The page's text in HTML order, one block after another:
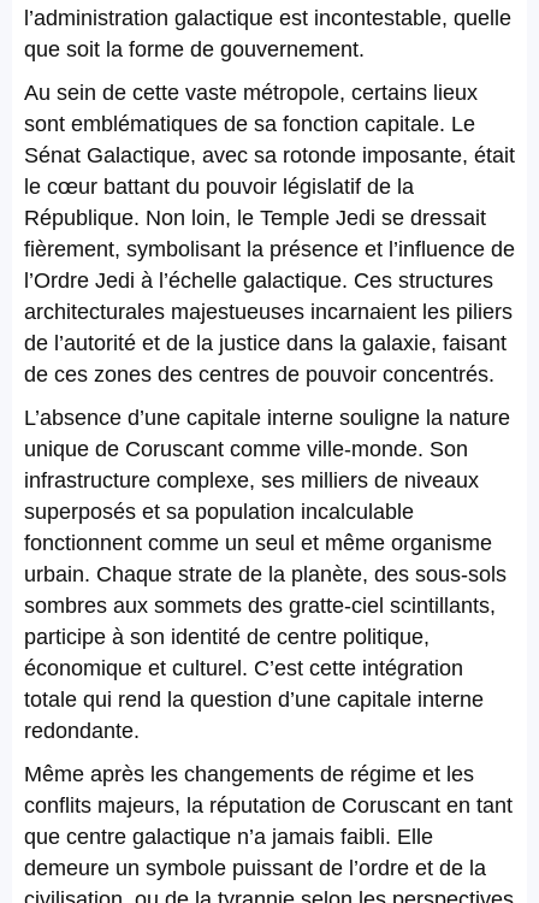
l’administration galactique est incontestable, quelle
que soit la forme de gouvernement.
Au sein de cette vaste métropole, certains lieux
sont emblématiques de sa fonction capitale. Le
Sénat Galactique, avec sa rotonde imposante, était
le cœur battant du pouvoir législatif de la
République. Non loin, le Temple Jedi se dressait
fièrement, symbolisant la présence et l’influence de
l’Ordre Jedi à l’échelle galactique. Ces structures
architecturales majestueuses incarnaient les piliers
de l’autorité et de la justice dans la galaxie, faisant
de ces zones des centres de pouvoir concentrés.
L’absence d’une capitale interne souligne la nature
unique de Coruscant comme ville-monde. Son
infrastructure complexe, ses milliers de niveaux
superposés et sa population incalculable
fonctionnent comme un seul et même organisme
urbain. Chaque strate de la planète, des sous-sols
sombres aux sommets des gratte-ciel scintillants,
participe à son identité de centre politique,
économique et culturel. C’est cette intégration
totale qui rend la question d’une capitale interne
redondante.
Même après les changements de régime et les
conflits majeurs, la réputation de Coruscant en tant
que centre galactique n’a jamais faibli. Elle
demeure un symbole puissant de l’ordre et de la